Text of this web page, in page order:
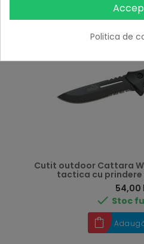
Cutit outdoor Cattara
tactica cu prindere
54,00
 Stoc
Politica de